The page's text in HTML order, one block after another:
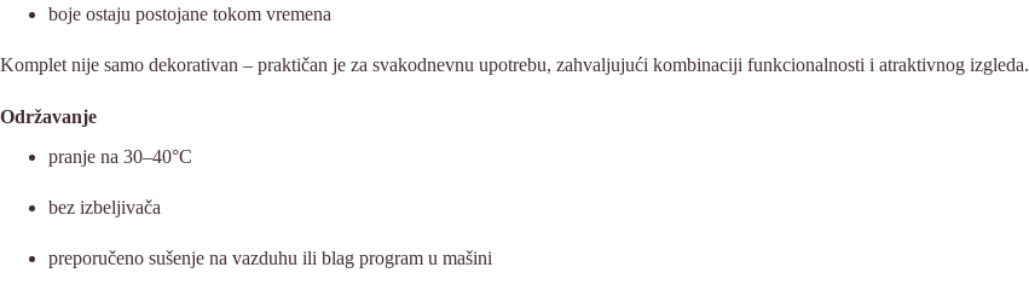
boje ostaju postojane tokom vremena
Komplet nije samo dekorativan – praktičan je za svakodnevnu upotrebu, zahvaljujući kombinaciji funkcionalnosti i atraktivnog izgleda.
Održavanje
pranje na 30–40°C
bez izbeljivača
preporučeno sušenje na vazduhu ili blag program u mašini